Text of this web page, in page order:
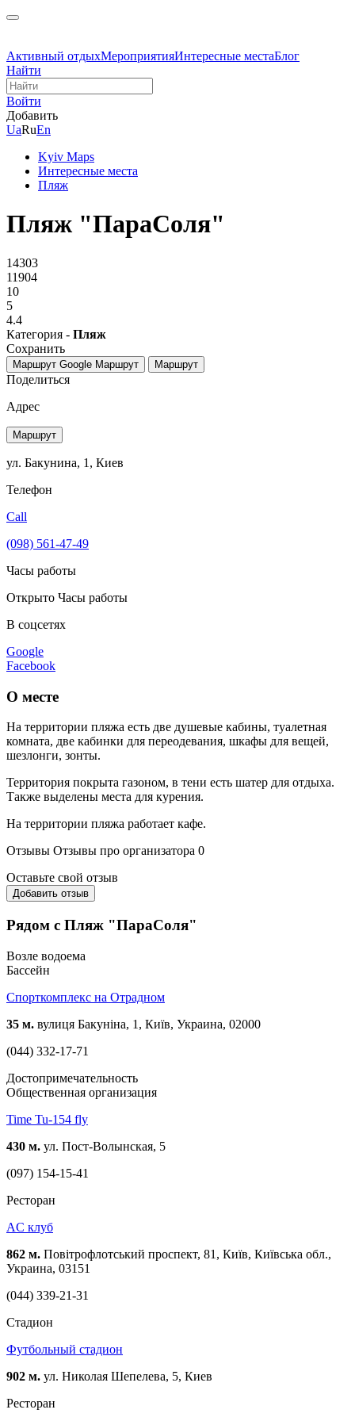
Активный отдыхМероприятияИнтересные местаБлог
Найти
Войти
Добавить
UaRuEn
Kyiv Maps
Интересные места
Пляж
Пляж "ПараСоля"
14303
11904
10
5
4.4
Категория - Пляж
Сохранить
Маршрут Google Маршрут Маршрут
Поделиться
Адрес
Маршрут
ул. Бакунина, 1, Киев
Телефон
Call
(098) 561-47-49
Часы работы
Открыто Часы работы
В соцсетях
Google
Facebook
О месте
На территории пляжа есть две душевые кабины, туалетная
комната, две кабинки для переодевания, шкафы для вещей,
шезлонги, зонты.
Территория покрыта газоном, в тени есть шатер для отдыха.
Также выделены места для курения.
На территории пляжа работает кафе.
Отзывы Отзывы про организатора 0
Оставьте свой отзыв
Добавить отзыв
Рядом с Пляж "ПараСоля"
Возле водоема
Бассейн
Спорткомплекс на Отрадном
35 м. вулиця Бакуніна, 1, Київ, Украина, 02000
(044) 332-17-71
Достопримечательность
Общественная организация
Time Tu-154 fly
430 м. ул. Пост-Волынская, 5
(097) 154-15-41
Ресторан
AC клуб
862 м. Повітрофлотський проспект, 81, Київ, Київська обл.,
Украина, 03151
(044) 339-21-31
Стадион
Футбольный стадион
902 м. ул. Николая Шепелева, 5, Киев
Ресторан